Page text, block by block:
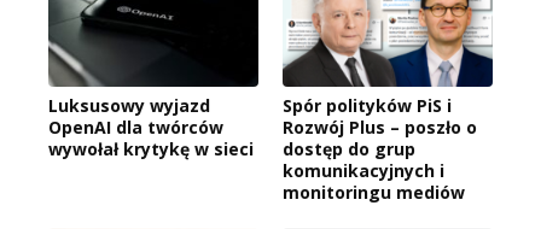
Luksusowy wyjazd
OpenAI dla twórców
wywołał krytykę w sieci
Spór polityków PiS i
Rozwój Plus – poszło o
dostęp do grup
komunikacyjnych i
monitoringu mediów